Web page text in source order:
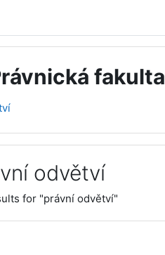
fakulta
odvětví
for "právní odvětví"